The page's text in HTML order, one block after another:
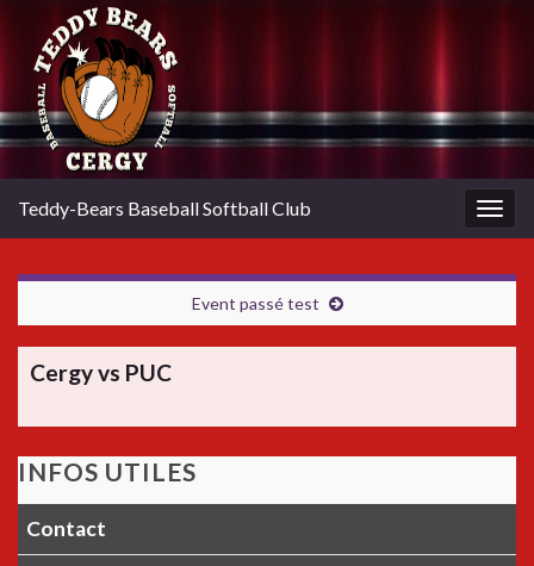
Teddy-Bears Baseball Softball Club
Event passé test
Cergy vs PUC
INFOS UTILES
Contact